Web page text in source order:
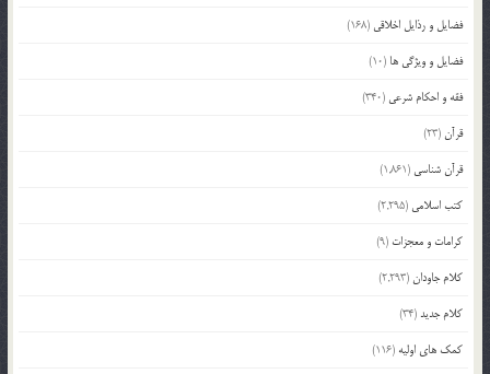
فضایل و رذایل اخلاقی (168)
فضایل و ویژگی ها (10)
فقه و احکام شرعی (340)
قرآن(23)
قرآن شناسی (1,861)
کتب اسلامی (2,295)
کرامات و معجزات (9)
کلام جاودان(2,293)
کلام جدید(34)
کمک های اولیه (116)